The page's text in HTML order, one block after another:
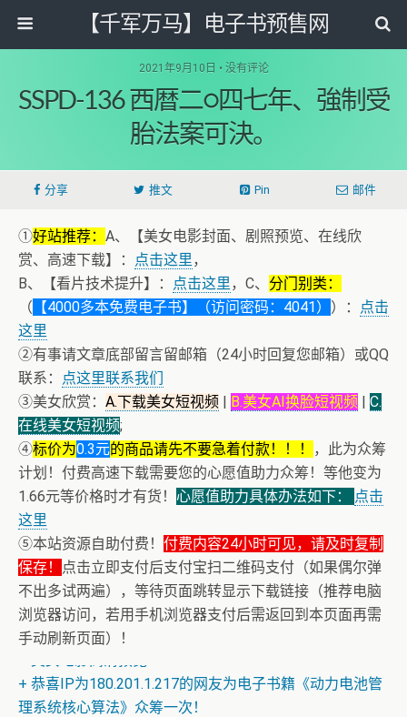
【千军万马】电子书预售网
2021年9月10日 • 没有评论
SSPD-136 西暦二○四七年、強制受
胎法案可決。
分享 推文 Pin 邮件
①好站推荐： A、【美女电影封面、剧照预览、在线欣
赏、高速下载】：
点击这里，
B、【看片技术提升】：
点击这里，C、 分门别类：
（ 【4000多本免费电子书】（访问密码：4041） ）：
点击
这里
②有事请文章底部留言留邮箱（24小时回复您邮箱）或QQ
联系：
点这里联系我们
③美女欣赏： A.下载美女短视频 | B.美女AI换脸短视频 | C.
在线美女短视频;
④标价为0.3元的商品请先不要急着付款！！！
，此为众筹
计划！付费高速下载需要您的心愿值助力众筹！等他变为
1.66元等价格时才有货！ 心愿值助力具体办法如下：
点击
这里
⑤本站资源自助付费！ 付费内容24小时可见，请及时复制
保存！
点击立即支付后支付宝扫二维码支付（如果偶尔弹
不出多试两遍），等待页面跳转显示下载链接（推荐电脑
浏览器访问，若用手机浏览器支付后需返回到本页面再需
手动刷新页面）！
+ 恭喜IP为180.201.1.217的网友为电子书籍《动力电池管
理系统核心算法》众筹一次！